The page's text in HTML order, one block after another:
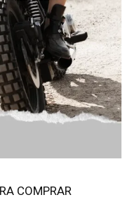
COMPRAR